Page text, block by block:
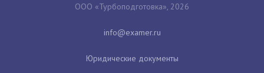
ООО «Турбоподготовка», 2026
Юридические документы